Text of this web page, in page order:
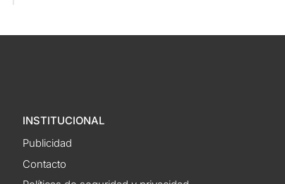
INSTITUCIONAL
Publicidad
Contacto